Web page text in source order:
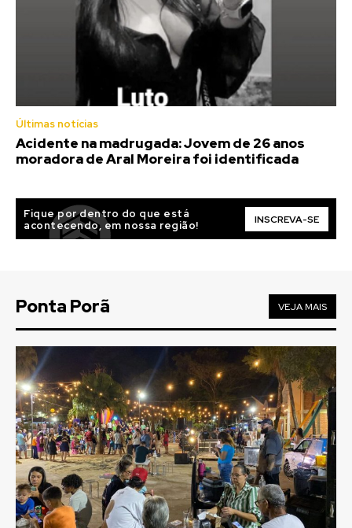
Últimas notícias
Acidente na madrugada: Jovem de 26 anos
moradora de Aral Moreira foi identificada
Fique por dentro do que está
acontecendo, em nossa região!
INSCREVA-SE
Ponta Porã VEJA MAIS